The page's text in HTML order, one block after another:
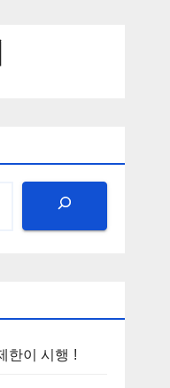
한이 시행 !